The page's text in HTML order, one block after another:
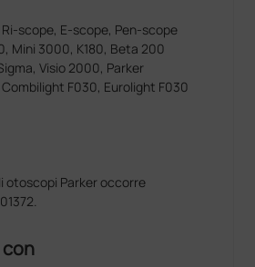
scope, E-scope, Pen-scope
Mini 3000, K180, Beta 200
Visio 2000, Parker
F030, Eurolight F030
otoscopi Parker occorre